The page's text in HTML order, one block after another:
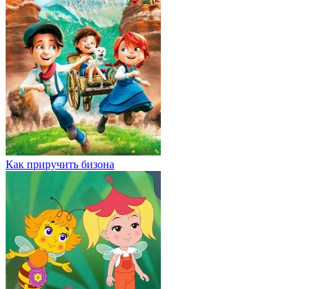
Как приручить бизона